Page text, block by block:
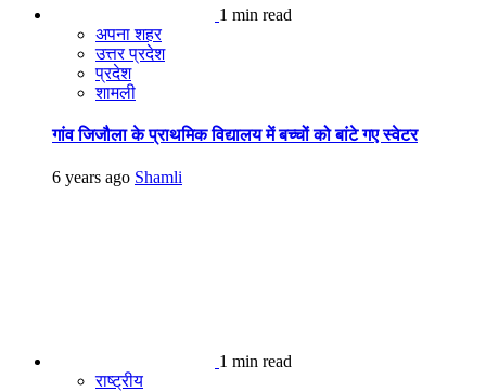
1 min read
अपना शहर
उत्तर प्रदेश
प्रदेश
शामली
गांव जिजौला के प्राथमिक विद्यालय में बच्चों को बांटे गए स्वेटर
6 years ago Shamli
1 min read
राष्ट्रीय